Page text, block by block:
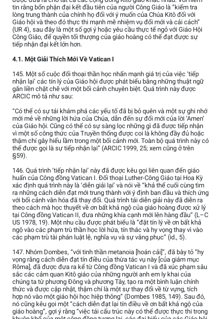
tin rằng bổn phận đại kết đầu tiên của người Công Giáo là “kiểm tra
lòng trung thành của chính họ đối với ý muốn của Chúa Kitô đối với
Giáo hội và theo đó thực thi mạnh mẽ nhiệm vụ đổi mới và cải cách”
(UR 4), sau đây là một số gợi ý hoặc yêu cầu thực tế ngỏ với Giáo Hội
Công Giáo, để quyền tối thượng của giáo hoàng có thể đạt được sự
tiếp nhận đại kết lớn hơn.
4.1. Một Giải Thích Mới Về Vatican I
145. Một số cuộc đối thoại thần học nhấn mạnh giá trị của việc ‘tiếp
nhận lại’ các tín lý của Giáo hội được phát biểu bằng những thuật ngữ
gắn liền chặt chẽ với một bối cảnh chuyên biệt. Quá trình này được
ARCIC mô tả như sau:
“Có thể có sự tái khám phá các yếu tố đã bị bỏ quên và một sự ghi nhớ
mới mẻ về những lời hứa của Chúa, dẫn đến sự đổi mới của lời ‘Amen’
của Giáo hội. Cũng có thể có sự sàng lọc những gì đã được tiếp nhận
vì một số công thức của Truyền thống được coi là không đầy đủ hoặc
thậm chí gây hiểu lầm trong một bối cảnh mới. Toàn bộ quá trình này có
thể được gọi là sự tiếp nhận lại” (ARCIC 1999, 25; xem cũng ở trên
§59).
146. Quá trình ‘tiếp nhận lại’ này đã được kêu gọi liên quan đến giáo
huấn của Công đồng Vatican I. Đối thoại Luther-Công Giáo tại Hoa Kỳ
xác định quá trình này là ‘diễn giải lại’ và nói về “khả thể cuối cùng tìm
ra những cách diễn đạt mới trung thành với ý định ban đầu và thích ứng
với bối cảnh văn hóa đã thay đổi. Quá trình tái diễn giải này đã diễn ra
theo cách mà học thuyết về ơn bất khả ngộ của giáo hoàng được xử lý
tại Công đồng Vatican II, đưa những khía cạnh mới lên hàng đầu” (L–C
US 1978, 19). Một nhu cầu được phát biểu là “đặt tín lý về ơn bất khả
ngộ vào các phạm trù thần học lời hứa, tín thác và hy vọng thay vì vào
các phạm trù tài phán luật lệ, nghĩa vụ và sự vâng phục” (id., 5).
147. Nhóm Dombes, “với tinh thần metanoia [hoán cải]”, đã bày tỏ “hy
vọng rằng cách diễn đạt tín điều của thừa tác vụ này [của giám mục
Rôma], đã được đưa ra kể từ Công đồng Vatican I và đã xúc phạm sâu
sắc các cảm quan Kitô giáo của những người anh em ly khai của
chúng ta từ phương Đông và phương Tây, tạo ra một bình luận chính
thức và được cập nhật, thậm chí là một sự thay đổi về từ vựng, tích
hợp nó vào một giáo hội học hiệp thông” (Dombes 1985, 149). Sau đó,
nó cũng kêu gọi một “cách diễn đạt lại tín điều về ơn bất khả ngộ của
giáo hoàng”, gợi ý rằng “việc tái cấu trúc này có thể được thực thi trong